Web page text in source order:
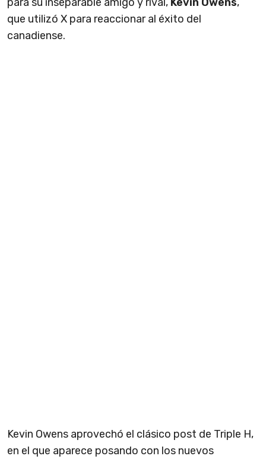
que utilizó X para reaccionar al éxito del
canadiense.
Kevin Owens aprovechó el clásico post de Triple H,
en el que aparece posando con los nuevos